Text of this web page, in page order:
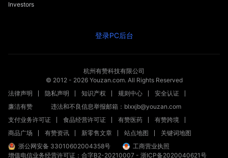
Investors
登录PC后台
杭州有赞科技有限公司
© 2012 - 2026Youzan.com. All Rights Reserved
法律声明
隐私声明 知识产权 规则中心
安全认证
廉洁有赞
违法和不良信息举报邮箱：blxxjb@youzan.com
支付业务许可证
食品经营许可证 有赞医药
有赞跨境
商品广场
有赞资讯 新零售文章 站点地图
关键词地图
浙公网安备 33010602004358号
工商营业执照
增值电信业务经营许可证：合字B2-20210007 - 浙ICP备2020040621号